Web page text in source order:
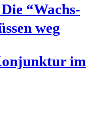
“Wachs­
weg
im